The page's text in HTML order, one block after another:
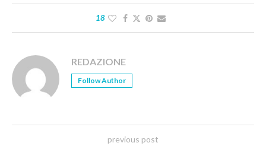
18
REDAZIONE
Follow Author
previous post